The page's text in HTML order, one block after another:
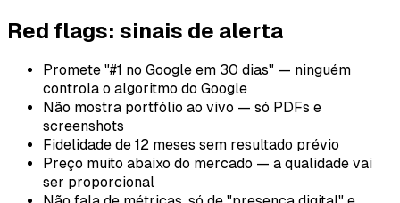
Red flags: sinais de alerta
Promete "#1 no Google em 30 dias" — ninguém
controla o algoritmo do Google
Não mostra portfólio ao vivo — só PDFs e
screenshots
Fidelidade de 12 meses sem resultado prévio
Preço muito abaixo do mercado — a qualidade vai
ser proporcional